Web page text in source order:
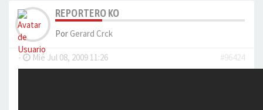
REPORTERO KO
PorGerard Crck
- Mié Jul 08, 2009 11:26 #96424